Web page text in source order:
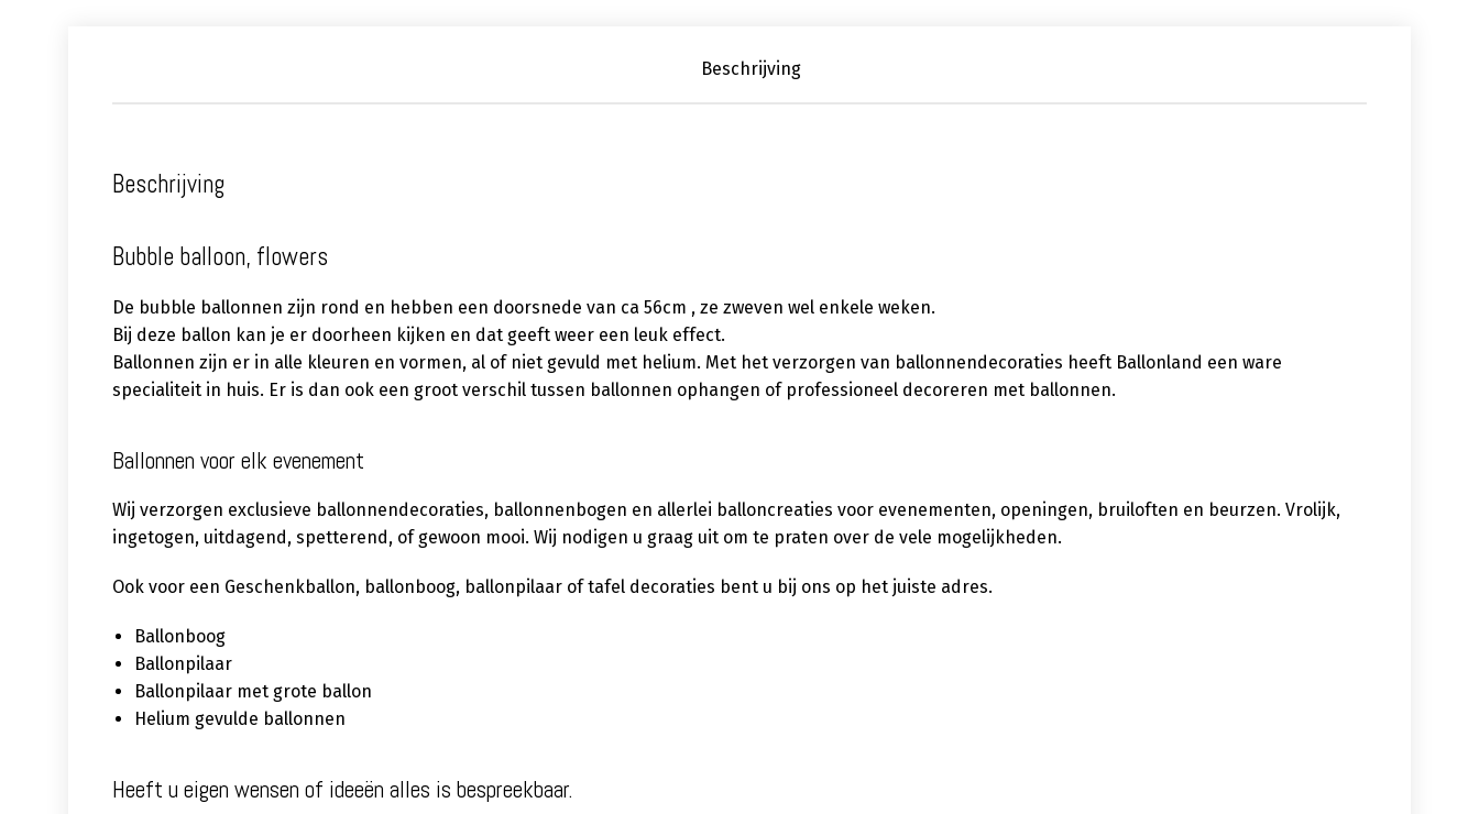
Beschrijving
Beschrijving
Bubble balloon, flowers
De bubble ballonnen zijn rond en hebben een doorsnede van ca 56cm , ze zweven wel enkele weken.
Bij deze ballon kan je er doorheen kijken en dat geeft weer een leuk effect.
Ballonnen zijn er in alle kleuren en vormen, al of niet gevuld met helium. Met het verzorgen van ballonnendecoraties heeft Ballonland een ware
specialiteit in huis. Er is dan ook een groot verschil tussen ballonnen ophangen of professioneel decoreren met ballonnen.
Ballonnen voor elk evenement
Wij verzorgen exclusieve ballonnendecoraties, ballonnenbogen en allerlei balloncreaties voor evenementen, openingen, bruiloften en beurzen. Vrolijk,
ingetogen, uitdagend, spetterend, of gewoon mooi. Wij nodigen u graag uit om te praten over de vele mogelijkheden.
Ook voor een Geschenkballon, ballonboog, ballonpilaar of tafel decoraties bent u bij ons op het juiste adres.
Ballonboog
Ballonpilaar
Ballonpilaar met grote ballon
Helium gevulde ballonnen
Heeft u eigen wensen of ideeën alles is bespreekbaar.